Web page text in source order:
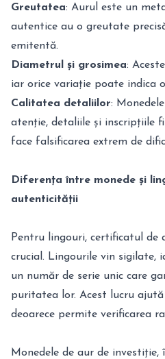
Greutatea: Aurul este un
autentice au o greutate
emitentă.
Diametrul și grosimea:
iar orice variație poate indica
Calitatea detaliilor:
atenție, detaliile și inscripțiile
face falsificarea extrem de
Diferența între monede și
autenticității
Pentru lingouri, certificatul de
crucial. Lingourile vin sigilate,
un număr de serie unic care
puritatea lor. Acest lucru
deoarece permite verificarea
Monedele de aur de